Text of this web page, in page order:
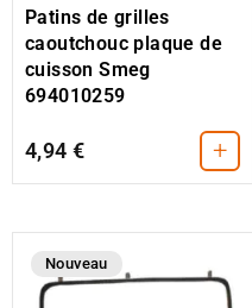
Patins de grilles
caoutchouc plaque de
cuisson Smeg
694010259
4,94 € +
Nouveau